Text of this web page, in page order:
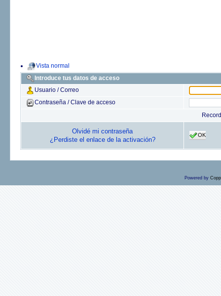
Vista normal
Introduce tus datos de acceso
Usuario / Correo
Contraseña / Clave de acceso
Olvidé mi contraseña
¿Perdiste el enlace de la activación?
OK
Powered by